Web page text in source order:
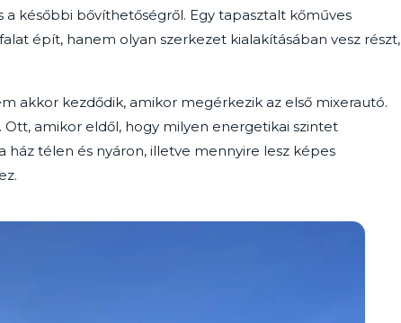
későbbi bővíthetőségről. Egy tapasztalt kőműves
épít, hanem olyan szerkezet kialakításában vesz részt,
akkor kezdődik, amikor megérkezik az első mixerautó.
amikor eldől, hogy milyen energetikai szintet
télen és nyáron, illetve mennyire lesz képes